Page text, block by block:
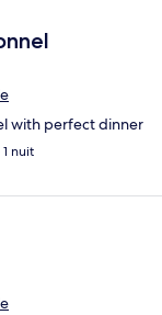
with perfect dinner
nuit